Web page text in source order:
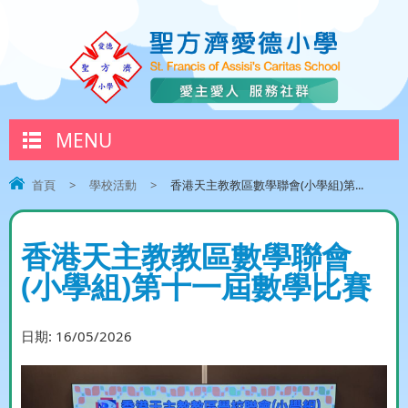
MENU
首頁 > 學校活動 > 香港天主教教區數學聯會(小學組)第...
香港天主教教區數學聯會
(小學組)第十一屆數學比賽
日期: 16/05/2026